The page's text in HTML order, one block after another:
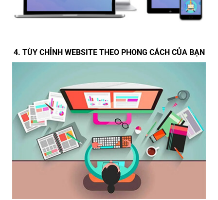
4. TÙY CHỈNH WEBSITE THEO PHONG CÁCH CỦA BẠN